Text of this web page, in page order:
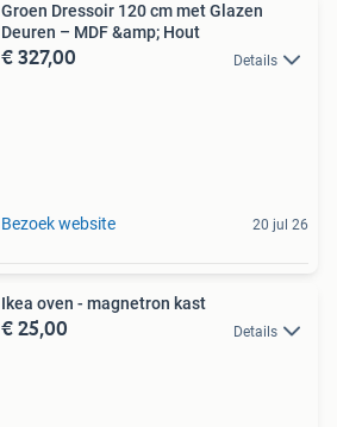
Groen Dressoir 120 cm met Glazen
Deuren – MDF &amp; Hout
€ 327,00 Details
Bezoek website 20 jul 26
Ikea oven - magnetron kast
€ 25,00 Details